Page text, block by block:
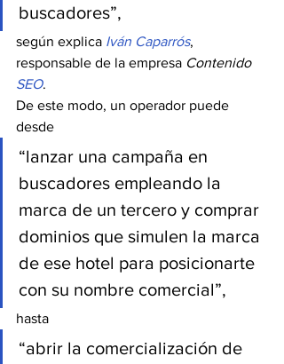
buscadores”,
según explica Iván Caparrós,
responsable de la empresa Contenido
SEO.
De este modo, un operador puede
desde
“lanzar una campaña en
buscadores empleando la
marca de un tercero y comprar
dominios que simulen la marca
de ese hotel para posicionarte
con su nombre comercial”,
hasta
“abrir la comercialización de